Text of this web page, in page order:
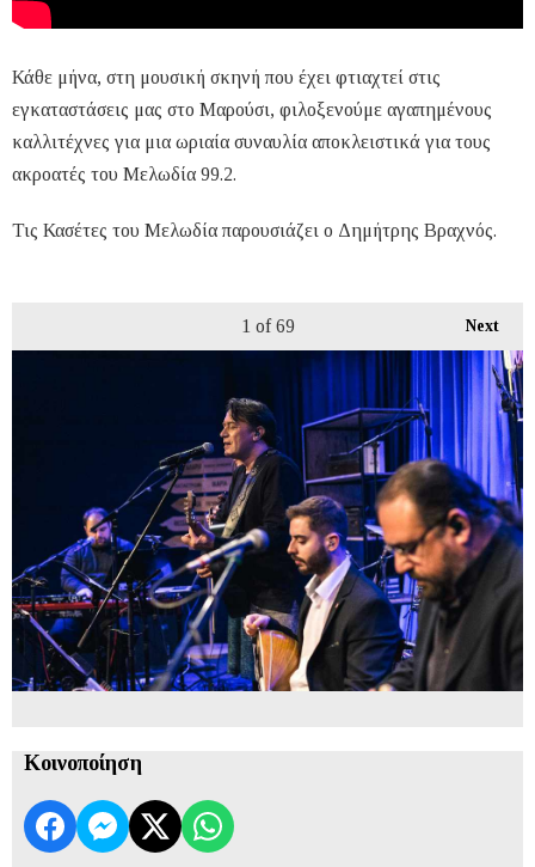
Κάθε μήνα, στη μουσική σκηνή που έχει φτιαχτεί στις
εγκαταστάσεις μας στο Μαρούσι, φιλοξενούμε αγαπημένους
καλλιτέχνες για μια ωριαία συναυλία αποκλειστικά για τους
ακροατές του Μελωδία 99.2.
Τις Κασέτες του Μελωδία παρουσιάζει ο Δημήτρης Βραχνός.
Next
1 of 69
Κοινοποίηση